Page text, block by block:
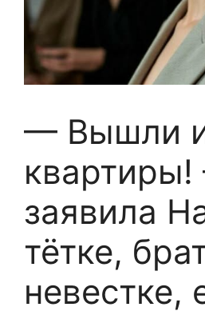
— Вышли
заявила
тётке,
невестке,